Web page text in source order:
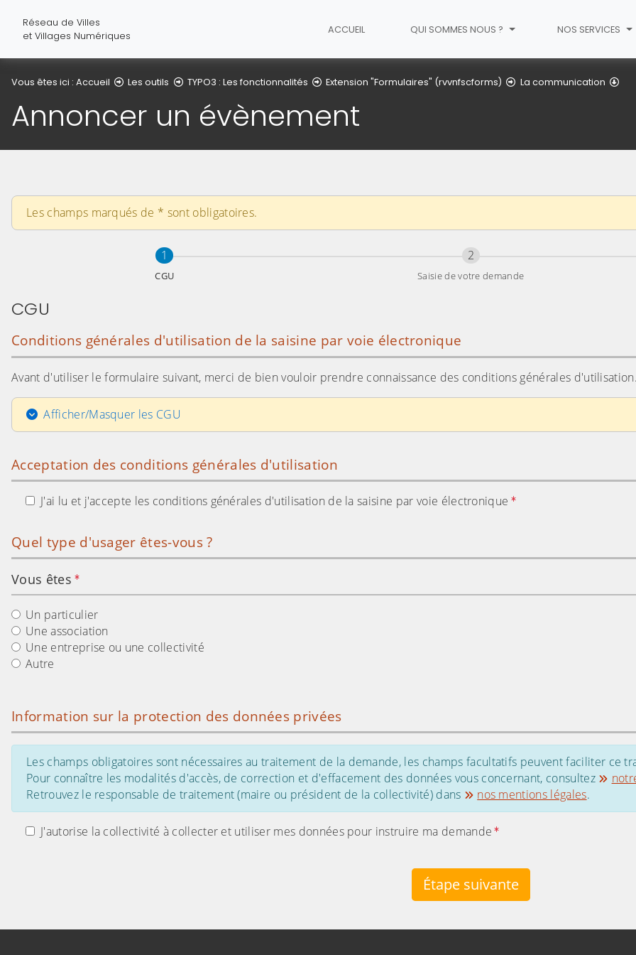
Réseau de Villes
et Villages Numériques
ACCUEIL QUI SOMMES NOUS ? NOS SERVICES
Vous êtes ici : Accueil Les outils TYPO3 : Les fonctionnalités Extension "Formulaires" (rvvnfscforms) La communication
Annoncer un évènement
Les champs marqués de * sont obligatoires.
Étape
1 sur 3
CGU
Étape
2sur 3
Saisie de votre demande
CGU
Conditions générales d'utilisation de la saisine par voie électronique
Avant d'utiliser le formulaire suivant, merci de bien vouloir prendre connaissance des conditions générales
Afficher/Masquer les CGU
Acceptation des conditions générales d'utilisation
J'ai lu et j'accepte les conditions générales d'utilisation de la saisine par voie électronique
Quel type d'usager êtes-vous ?
Vous êtes
Un particulier
Une association
Une entreprise ou une collectivité
Autre
Information sur la protection des données privées
Les champs obligatoires sont nécessaires au traitement de la demande, les champs facultatifs peuvent faciliter ce
Pour connaître les modalités d'accès, de correction et d'effacement des données vous concernant, consultez
Retrouvez le responsable de traitement (maire ou président de la collectivité) dans
nos mentions légales.
J'autorise la collectivité à collecter et utiliser mes données pour instruire ma demande
Étape suivante